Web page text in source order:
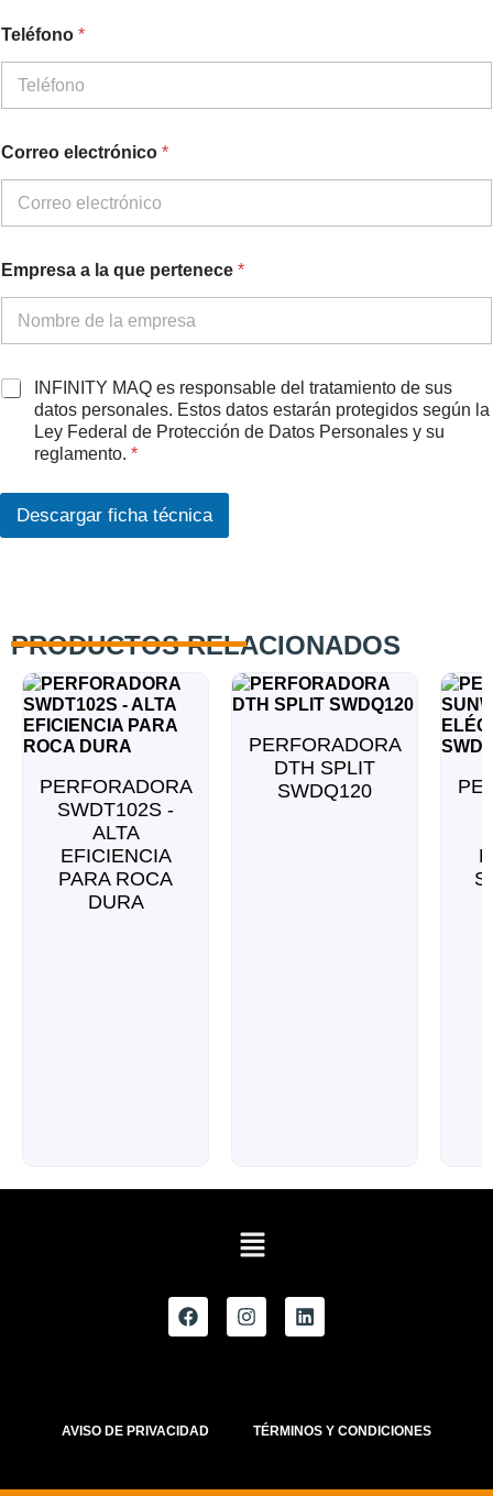
Teléfono *
m
p
a
C
o
r
o
Correo electrónico *
Empresa a la que pertenece *
A
d
R
INFINITY MAQ es responsable del tratamiento de sus
datos personales. Estos datos estarán protegidos según la
Ley Federal de Protección de Datos Personales y su
reglamento. *
Descargar ficha técnica
PRODUCTOS RELACIONADOS
PERFORADORA
SWDT102S -
ALTA
EFICIENCIA
PARA ROCA
DURA
PERFORADORA
DTH SPLIT
SWDQ120
AVISO DE PRIVACIDAD TÉRMINOS Y CONDICIONES